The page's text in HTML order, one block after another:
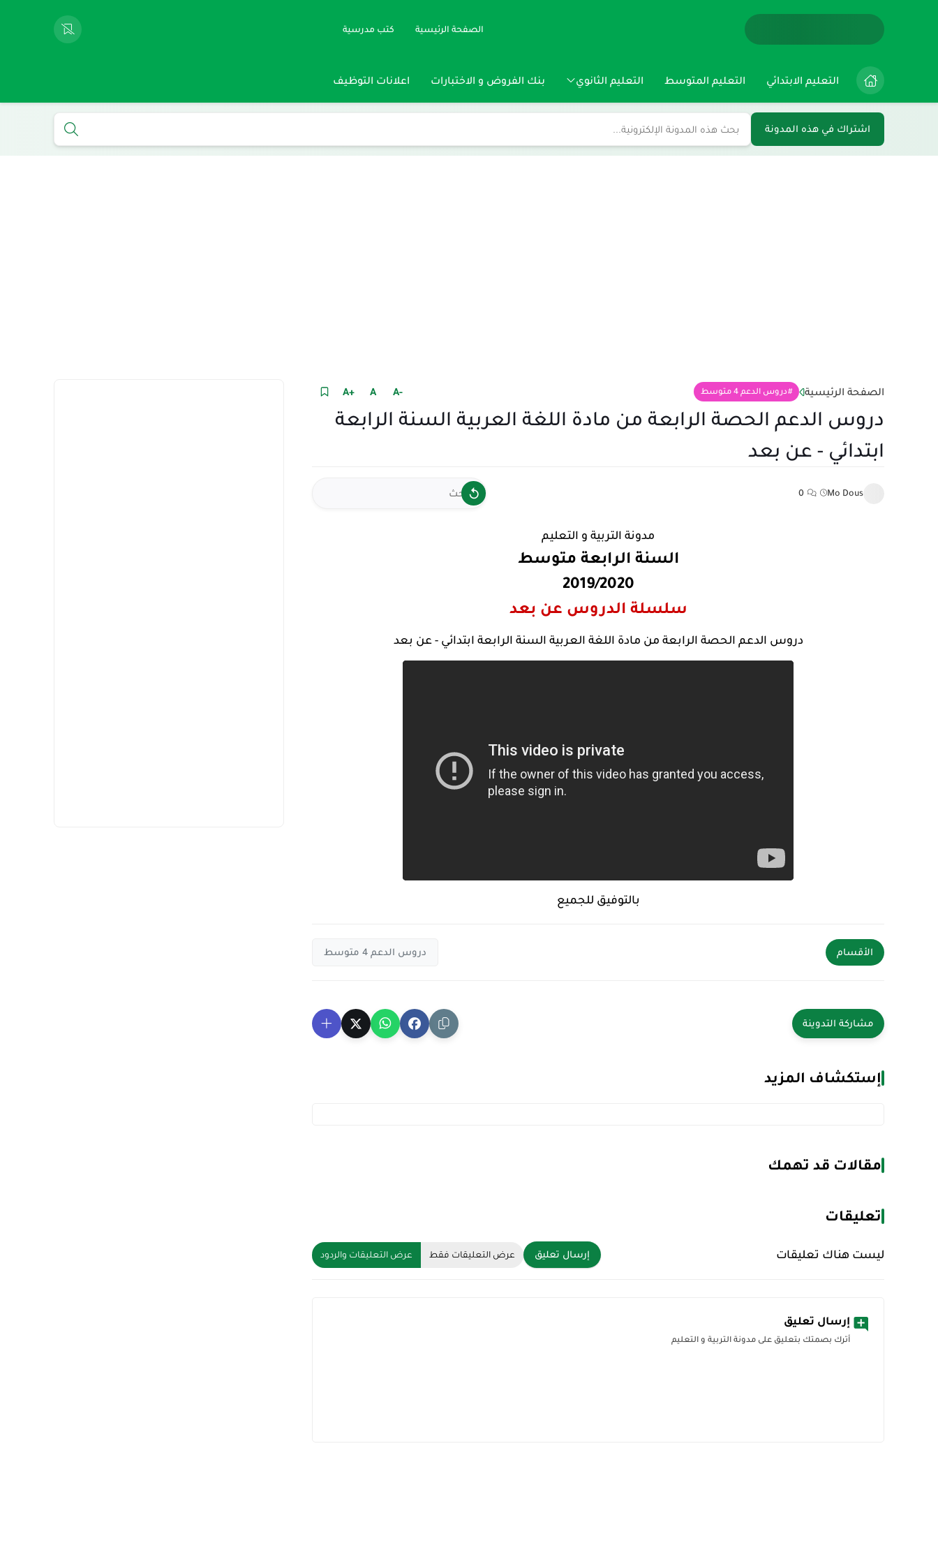
الصفحة الرئيسية كتب مدرسية
التعليم الابتدائي التعليم المتوسط التعليم الثانوي بنك الفروض و الاختبارات اعلانات التوظيف
اشتراك في هذه المدونة
الصفحة الرئيسية دروس الدعم 4 متوسط +A A -A
دروس الدعم الحصة الرابعة من مادة اللغة العربية السنة الرابعة
ابتدائي - عن بعد
Mo Dous
0
مدونة التربية و التعليم
السنة الرابعة متوسط
2019/2020
سلسلة الدروس عن بعد
دروس الدعم الحصة الرابعة من مادة اللغة العربية السنة الرابعة ابتدائي - عن بعد
بالتوفيق للجميع
الأقسام دروس الدعم 4 متوسط
إستكشاف المزيد
مقالات قد تهمك
تعليقات
ليست هناك تعليقات إرسال تعليق عرض التعليقات فقط عرض التعليقات والردود
إرسال تعليق
أترك بصمتك بتعليق على مدونة التربية و التعليم